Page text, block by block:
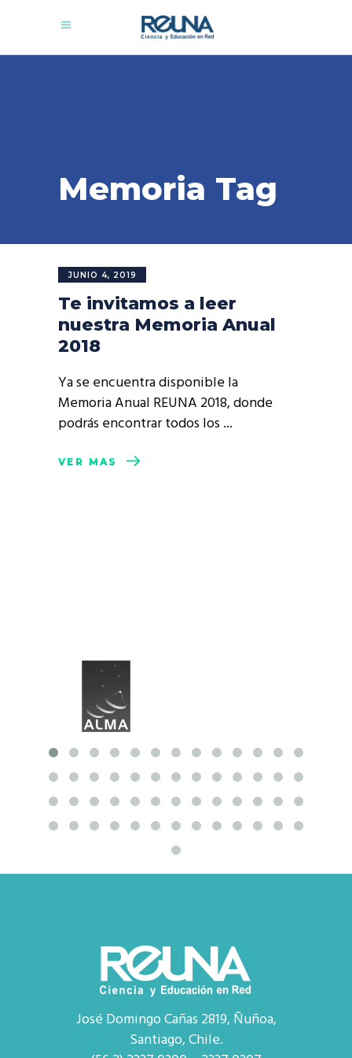
Memoria Tag
JUNIO 4, 2019
Te invitamos a leer
nuestra Memoria Anual
2018
Ya se encuentra disponible la
Memoria Anual REUNA 2018, donde
podrás encontrar todos los
VER MÁS
José Domingo Cañas 2819, Ñuñoa,
Santiago, Chile.